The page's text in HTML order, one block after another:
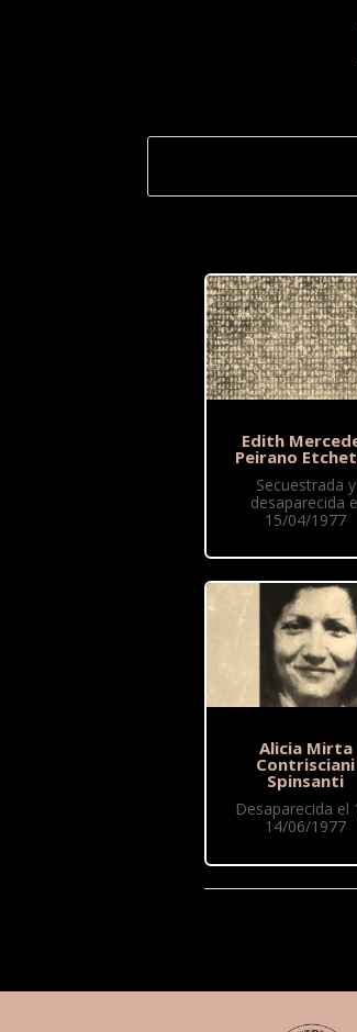
Edith
Peirano
Secuestrada y
desaparecida
15/04/1977
Alicia Mirta
Contrisciani
Spinsanti
Desaparecida el
14/06/1977